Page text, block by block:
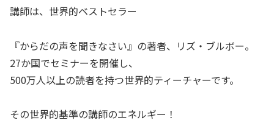
講師は、世界的ベストセラー
『からだの声を聞きなさい』の著者、リズ・ブルボー。
27か国でセミナーを開催し、
500万人以上の読者を持つ世界的ティーチャーです。
その世界的基準の講師のエネルギー！